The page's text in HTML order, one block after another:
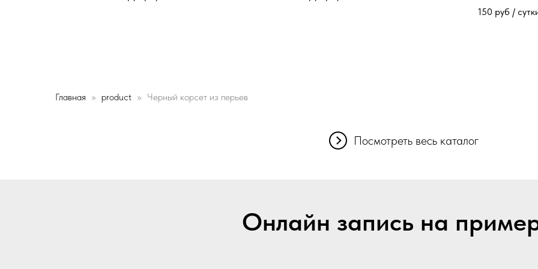
150 руб /
Главная product Черный корсет из перьев
Посмотреть весь каталог
Онлайн запись на